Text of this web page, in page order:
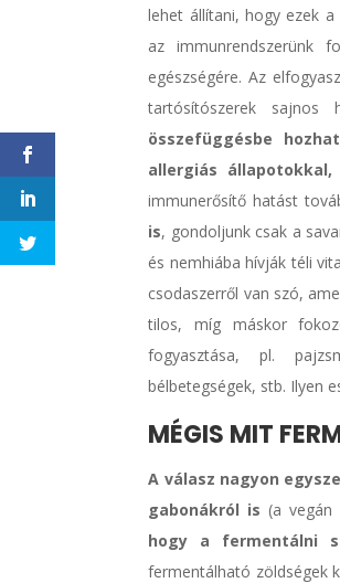
lehet állítani, hogy ezek
az immunrendszerünk
egészségére. Az
tartósítószerek sajnos
összefüggésbe
allergiás
immunerősítő hatást
is, gondoljunk csak a
és nemhiába hívják téli
csodaszerről van szó,
tilos, míg máskor
fogyasztása, pl.
bélbetegségek, stb. Ilyen
MÉGIS MIT
A válasz nagyon
gabonákról is (a vegán
hogy a fermentálni
fermentálható zöldségek